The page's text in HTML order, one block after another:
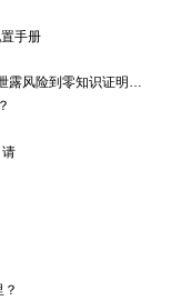
手册
为什么SSL证书必须启用前向保密（PFS）？从数据泄露风险到零知识证明的安全价值分析